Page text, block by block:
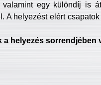
egy különdíj is
A helyezést elért
helyezés sorrendjében